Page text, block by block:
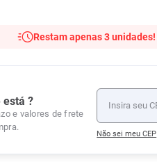
Umedecidas
Roupas Íntimas
Ver Tudo
Ver Tudo
Ver Tudo
Restam apenas 3 unidades!
está ?
e valores de frete
Não sei meu CEP